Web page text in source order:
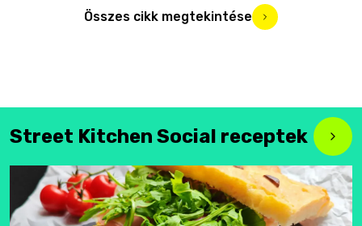
Összes cikk megtekintése
Street Kitchen Social receptek